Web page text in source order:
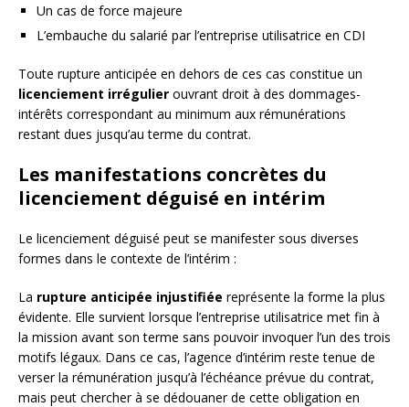
Un cas de force majeure
L’embauche du salarié par l’entreprise utilisatrice en CDI
Toute rupture anticipée en dehors de ces cas constitue un
licenciement irrégulier ouvrant droit à des dommages-
intérêts correspondant au minimum aux rémunérations
restant dues jusqu’au terme du contrat.
Les manifestations concrètes du
licenciement déguisé en intérim
Le licenciement déguisé peut se manifester sous diverses
formes dans le contexte de l’intérim :
La rupture anticipée injustifiée représente la forme la plus
évidente. Elle survient lorsque l’entreprise utilisatrice met fin à
la mission avant son terme sans pouvoir invoquer l’un des trois
motifs légaux. Dans ce cas, l’agence d’intérim reste tenue de
verser la rémunération jusqu’à l’échéance prévue du contrat,
mais peut chercher à se dédouaner de cette obligation en